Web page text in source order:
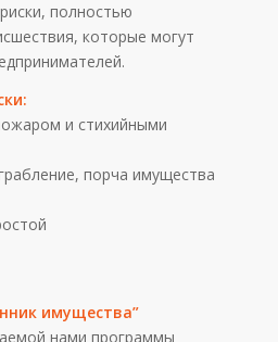
полностью
которые могут
и стихийными
порча имущества
имущества”
нами программы